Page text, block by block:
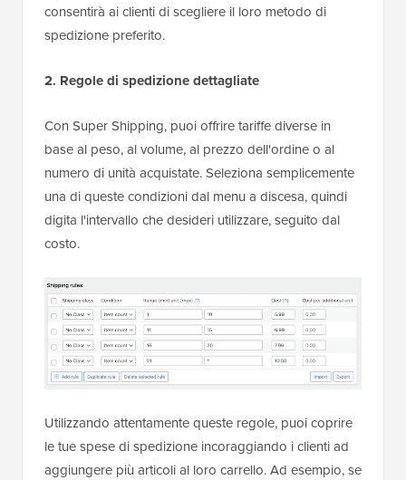
consentirà ai clienti di scegliere il loro metodo di
spedizione preferito.
2. Regole di spedizione dettagliate
Con Super Shipping, puoi offrire tariffe diverse in
base al peso, al volume, al prezzo dell'ordine o al
numero di unità acquistate. Seleziona semplicemente
una di queste condizioni dal menu a discesa, quindi
digita l'intervallo che desideri utilizzare, seguito dal
costo.
Utilizzando attentamente queste regole, puoi coprire
le tue spese di spedizione incoraggiando i clienti ad
aggiungere più articoli al loro carrello. Ad esempio, se